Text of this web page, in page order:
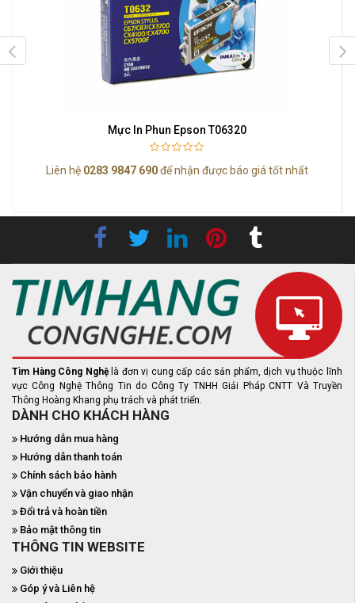
Mực In Phun Epson T06320
Liên hệ 0283 9847 690để nhận được báo giá tốt nhất
Tìm Hàng Công Nghệ là đơn vị cung cấp các sản phẩm, dịch vụ thuộc lĩnh
vực Công Nghệ Thông Tin do Công Ty TNHH Giải Pháp CNTT Và Truyền
Thông Hoàng Khang phụ trách và phát triển.
DÀNH CHO KHÁCH HÀNG
Hướng dẫn mua hàng
Hướng dẫn thanh toán
Chính sách bảo hành
Vận chuyển và giao nhận
Đổi trả và hoàn tiền
Bảo mật thông tin
THÔNG TIN WEBSITE
Giới thiệu
Góp ý và Liên hệ